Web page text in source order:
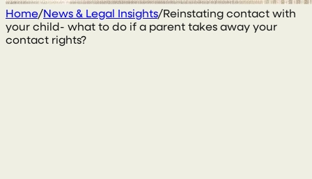
Home/News & Legal Insights/Reinstating contact with
your child- what to do if a parent takes away your
contact rights?